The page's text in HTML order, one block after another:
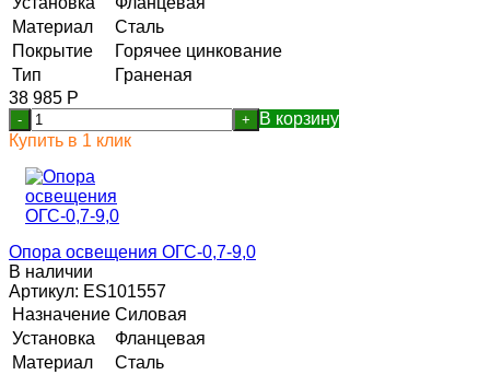
Материал
Сталь
Покрытие
Горячее цинкование
Тип
Граненая
38 985 Р
- +
В корзину
Купить в 1 клик
Опора освещения ОГС-0,7-9,0
В наличии
Артикул: ES101557
Назначение Силовая
Установка
Фланцевая
Материал
Сталь